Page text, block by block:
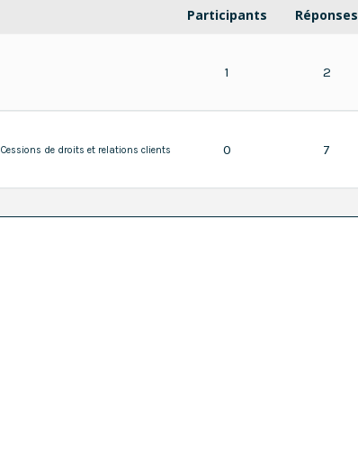
Participants Réponses
1 2
Cessions de droits et relations clients 0 7